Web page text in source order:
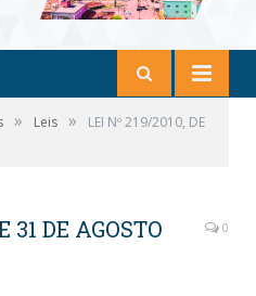
» Leis »
LEI Nº 219/2010, DE
31 DE AGOSTO
0